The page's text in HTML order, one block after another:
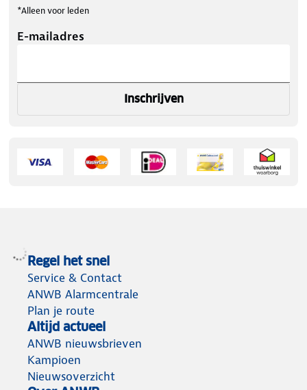
*Alleen voor leden
E-mailadres
Inschrijven
Regel het snel
Service & Contact
ANWB Alarmcentrale
Plan je route
Altijd actueel
ANWB nieuwsbrieven
Kampioen
Nieuwsoverzicht